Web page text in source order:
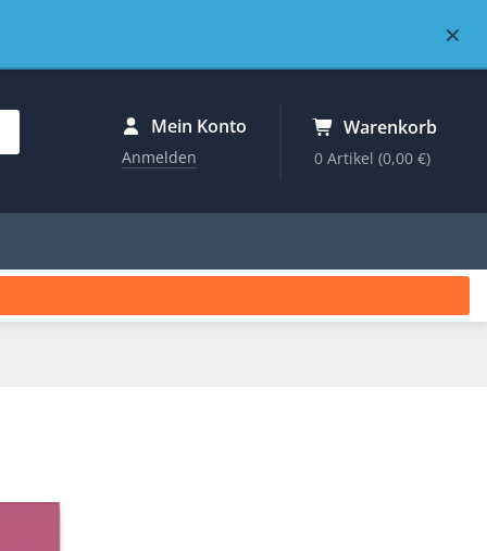
×
Mein Konto
Anmelden
Warenkorb
0 Artikel(0,00 €)